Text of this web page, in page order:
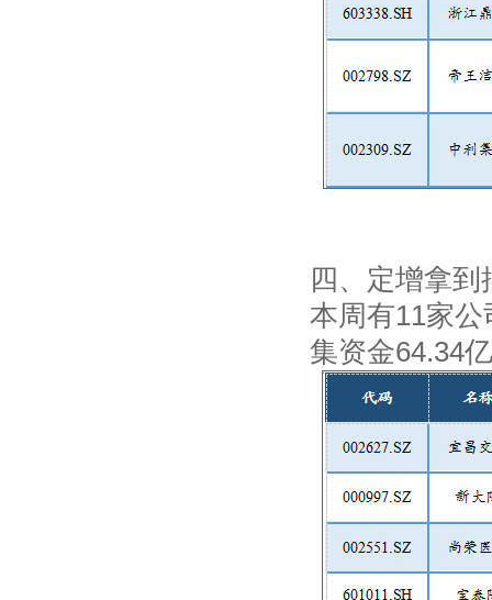
四、定增拿到
本周有11家
集资金64.34